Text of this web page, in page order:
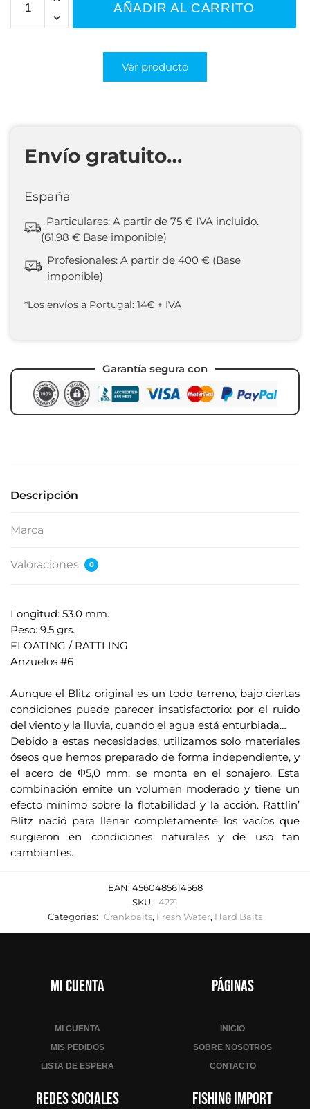
AÑADIR AL CARRITO
Ver producto
Envío gratuito…
España
Particulares: A partir de 75 € IVA incluido.
(61,98 € Base imponible)
Profesionales: A partir de 400 € (Base
imponible)
*Los envíos a Portugal: 14€ + IVA
Garantía segura con
Descripción
Marca
Valoraciones 0
Longitud: 53.0 mm.
Peso: 9.5 grs.
FLOATING / RATTLING
Anzuelos #6
Aunque el Blitz original es un todo terreno, bajo ciertas
condiciones puede parecer insatisfactorio: por el ruido
del viento y la lluvia, cuando el agua está enturbiada…
Debido a estas necesidades, utilizamos solo materiales
óseos que hemos preparado de forma independiente, y
el acero de Φ5,0 mm. se monta en el sonajero. Esta
combinación emite un volumen moderado y tiene un
efecto mínimo sobre la flotabilidad y la acción. Rattlin’
Blitz nació para llenar completamente los vacíos que
surgieron en condiciones naturales y de uso tan
cambiantes.
EAN: 4560485614568
SKU: 4221
Categorías: Crankbaits, Fresh Water, Hard Baits
Mi cuenta
MI CUENTA
MIS PEDIDOS
LISTA DE ESPERA
Páginas
INICIO
SOBRE NOSOTROS
CONTACTO
Redes sociales Fishing Import